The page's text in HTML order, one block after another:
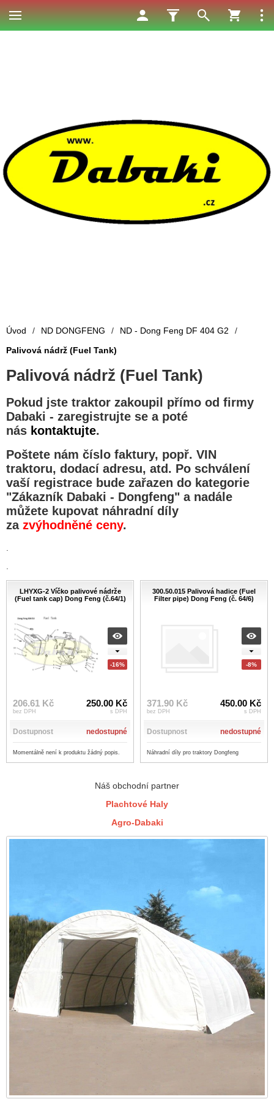
Náš obchodní partner
Plachtové Haly
Agro-Dabaki
Úvod / ND DONGFENG / ND - Dong Feng DF 404 G2
/
Palivová nádrž (Fuel Tank)
Palivová nádrž (Fuel Tank)
Pokud jste traktor zakoupil přímo od firmy
Dabaki - zaregistrujte se a poté
nás kontaktujte.
Poštete nám číslo faktury, popř. VIN
traktoru, dodací adresu, atd. Po schválení
vaší registrace bude zařazen do kategorie
"Zákazník Dabaki - Dongfeng" a nadále
můžete kupovat náhradní díly
za zvýhodněné ceny.
LHYXG-2 Víčko palivové nádrže
(Fuel tank cap) Dong Feng (č.64/1)
-16%
206.61 Kč
bez DPH
250.00 Kč
s DPH
Dostupnost nedostupné
Momentálně není k produktu žádný popis.
300.50.015 Palivová hadice (Fuel
Filter pipe) Dong Feng (č. 64/6)
-8%
371.90 Kč
bez DPH
450.00 Kč
s DPH
Dostupnost nedostupné
Náhradní díly pro traktory Dongfeng